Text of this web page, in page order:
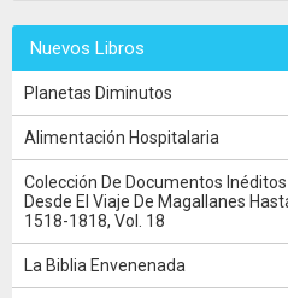
Nuevos Libros
Planetas Diminutos
Alimentación Hospitalaria
Colección De Documentos
Desde El Viaje De Magallanes
1518-1818, Vol. 18
La Biblia Envenenada